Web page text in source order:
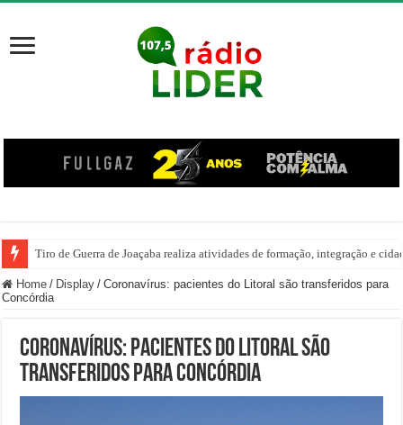
Tiro de Guerra de Joaçaba realiza atividades de formação, integração e
Home / Display / Coronavírus: pacientes do Litoral são transferidos para
Concórdia
Coronavírus: pacientes do Litoral são
transferidos para Concórdia